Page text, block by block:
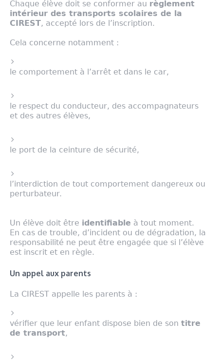
Chaque élève doit se conformer au règlement
intérieur des transports scolaires de la
CIREST, accepté lors de l’inscription.
Cela concerne notamment :
le comportement à l’arrêt et dans le car,
le respect du conducteur, des accompagnateurs
et des autres élèves,
le port de la ceinture de sécurité,
l’interdiction de tout comportement dangereux ou
perturbateur.
Un élève doit être identifiable à tout moment.
En cas de trouble, d’incident ou de dégradation, la
responsabilité ne peut être engagée que si l’élève
est inscrit et en règle.
Un appel aux parents
La CIREST appelle les parents à :
vérifier que leur enfant dispose bien de son titre
de transport,